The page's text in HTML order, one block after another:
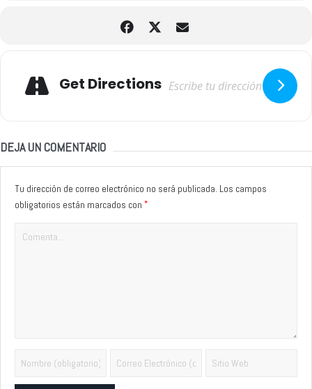
Get Directions
DEJA UN COMENTARIO
Tu dirección de correo electrónico no será publicada. Los campos
obligatorios están marcados con *